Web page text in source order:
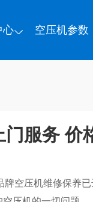
心 空压机参数
服务 价
牌空压机维修保养